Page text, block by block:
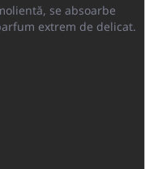
se absoarbe
extrem de delicat.